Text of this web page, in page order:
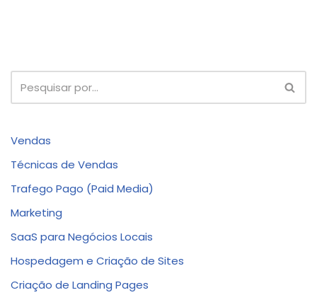
Vendas
Técnicas de Vendas
Trafego Pago (Paid Media)
Marketing
SaaS para Negócios Locais
Hospedagem e Criação de Sites
Criação de Landing Pages